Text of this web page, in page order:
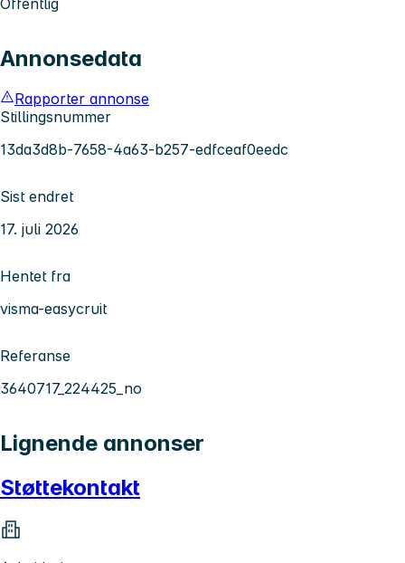
Offentlig
Annonsedata
Rapporter annonse
Stillingsnummer
13da3d8b-7658-4a63-b257-edfceaf0eedc
Sist endret
17. juli 2026
Hentet fra
visma-easycruit
Referanse
3640717_224425_no
Lignende annonser
Støttekontakt